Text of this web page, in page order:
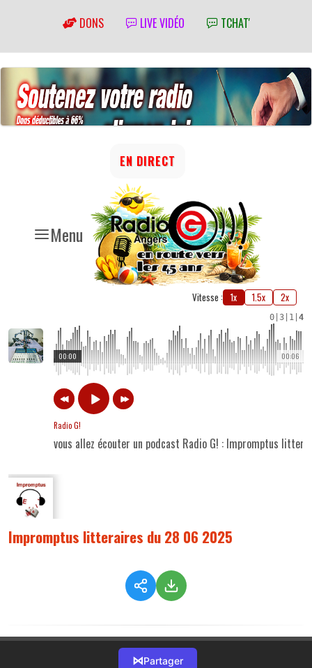
DONS LIVE VIDÉO TCHAT'
Menu
EN DIRECT
Vitesse : 1x 1.5x 2x
0 3 1 4
00:06
00:00
Radio G!
vous allez écouter un podcast Radio G! : Impromptus
Impromptus litteraires du 28 06 2025
⋈Partager